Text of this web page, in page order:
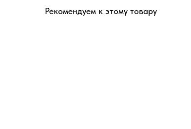
Рекомендуем к этому товару